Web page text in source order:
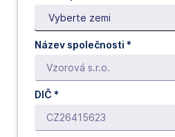
Název společnosti *
DIČ *